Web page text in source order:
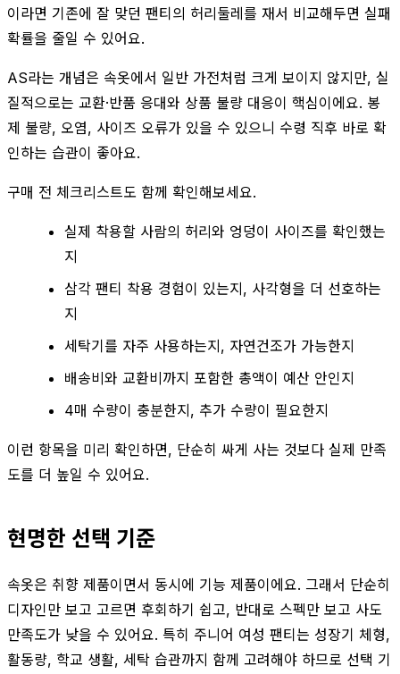
이라면 기존에 잘 맞던 팬티의 허리둘레를 재서 비교해두면 실패
확률을 줄일 수 있어요.
AS라는 개념은 속옷에서 일반 가전처럼 크게 보이지 않지만, 실
질적으로는 교환·반품 응대와 상품 불량 대응이 핵심이에요. 봉
제 불량, 오염, 사이즈 오류가 있을 수 있으니 수령 직후 바로 확
인하는 습관이 좋아요.
구매 전 체크리스트도 함께 확인해보세요.
실제 착용할 사람의 허리와 엉덩이 사이즈를 확인했는
지
삼각 팬티 착용 경험이 있는지, 사각형을 더 선호하는
지
세탁기를 자주 사용하는지, 자연건조가 가능한지
배송비와 교환비까지 포함한 총액이 예산 안인지
4매 수량이 충분한지, 추가 수량이 필요한지
이런 항목을 미리 확인하면, 단순히 싸게 사는 것보다 실제 만족
도를 더 높일 수 있어요.
현명한 선택 기준
속옷은 취향 제품이면서 동시에 기능 제품이에요. 그래서 단순히
디자인만 보고 고르면 후회하기 쉽고, 반대로 스펙만 보고 사도
만족도가 낮을 수 있어요. 특히 주니어 여성 팬티는 성장기 체형,
활동량, 학교 생활, 세탁 습관까지 함께 고려해야 하므로 선택 기